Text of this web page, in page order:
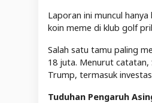
Laporan ini muncul
koin meme di klub golf
Salah satu tamu paling
18 juta. Menurut
Trump, termasuk
Tuduhan Pengaruh